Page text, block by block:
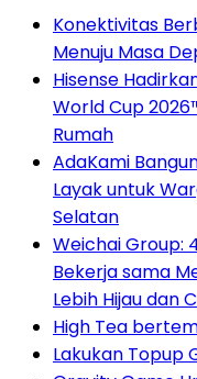
Konektivitas
Menuju Masa
Hisense
World Cup
Rumah
AdaKami
Layak untuk
Selatan
Weichai Group:
Bekerja sama
Lebih Hijau dan
High Tea
Lakukan Topup